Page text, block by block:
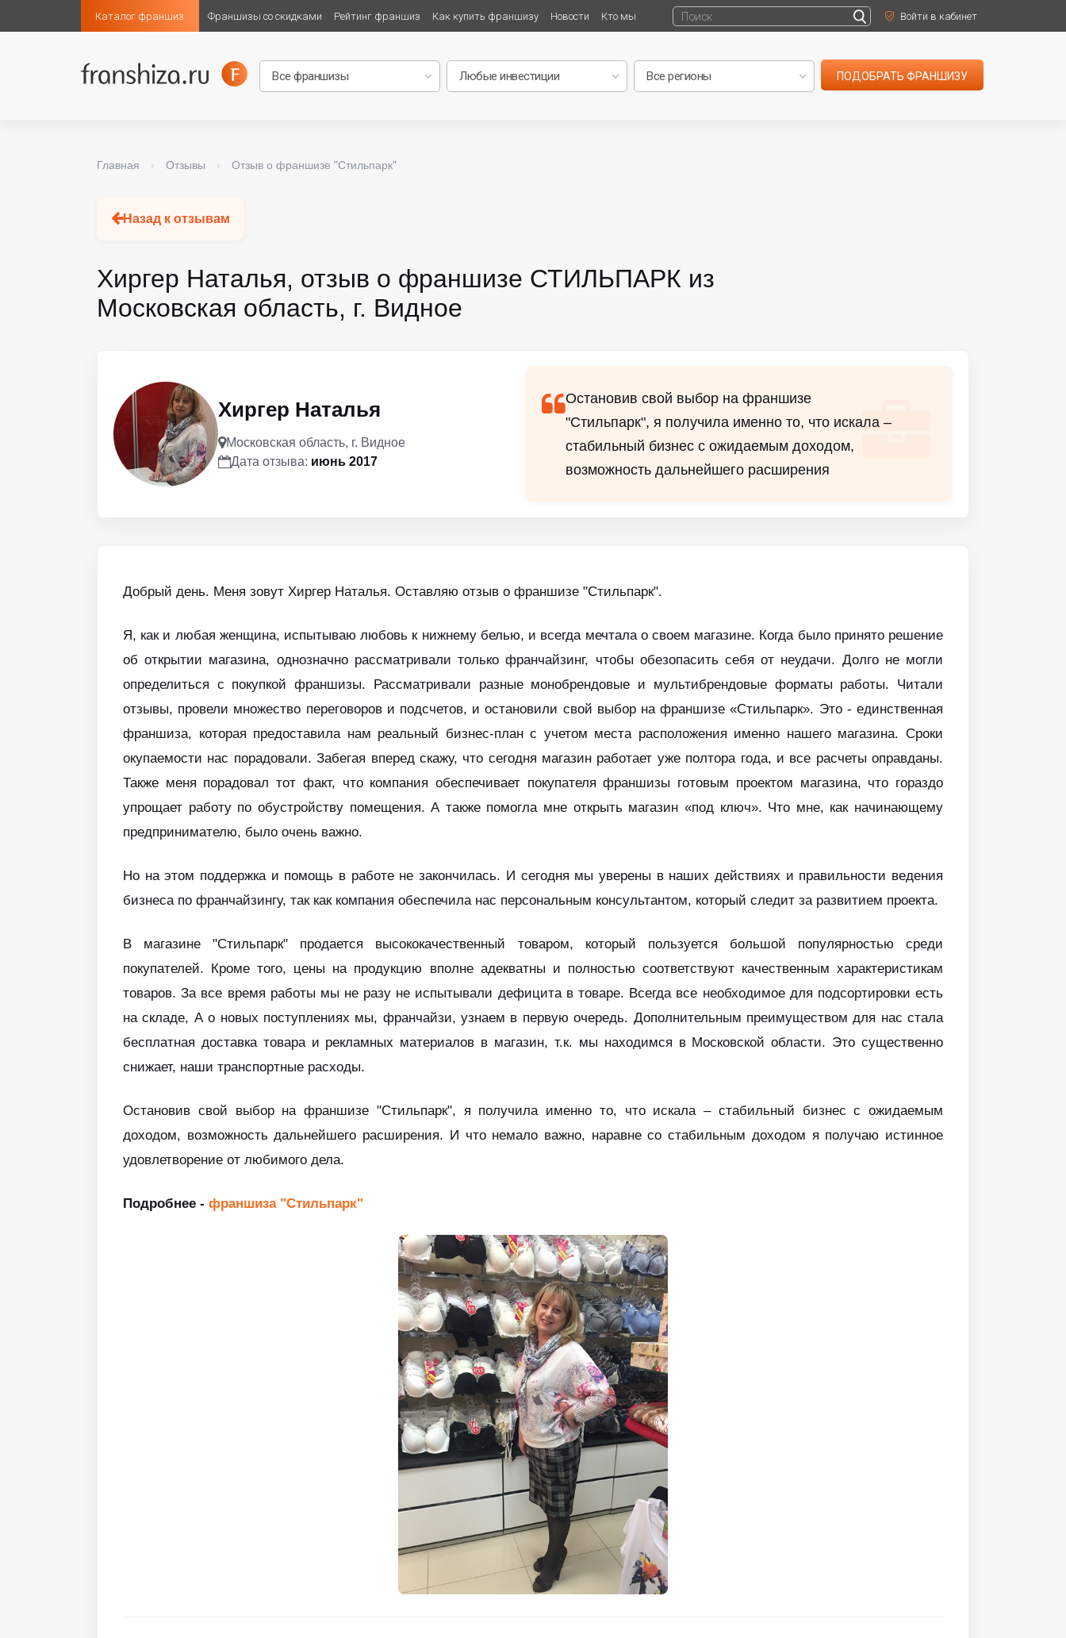
Каталог франшиз Франшизы со скидками Рейтинг франшиз Как купить франшизу Новости Кто мы Войти в кабинет
ПОДОБРАТЬ ФРАНШИЗУ
Главная › Отзывы › Отзыв о франшизе "Стильпарк"
Назад к отзывам
Хиргер Наталья, отзыв о франшизе СТИЛЬПАРК из
Московская область, г. Видное
Хиргер Наталья
Московская область, г. Видное
Дата отзыва: июнь 2017
Остановив свой выбор на франшизе
"Стильпарк", я получила именно то, что искала –
стабильный бизнес с ожидаемым доходом,
возможность дальнейшего расширения
Добрый день. Меня зовут Хиргер Наталья. Оставляю отзыв о франшизе "Стильпарк".
Я, как и любая женщина, испытываю любовь к нижнему белью, и всегда мечтала о своем магазине. Когда было принято решение
об открытии магазина, однозначно рассматривали только франчайзинг, чтобы обезопасить себя от неудачи. Долго не могли
определиться с покупкой франшизы. Рассматривали разные монобрендовые и мультибрендовые форматы работы. Читали
отзывы, провели множество переговоров и подсчетов, и остановили свой выбор на франшизе «Стильпарк». Это - единственная
франшиза, которая предоставила нам реальный бизнес-план с учетом места расположения именно нашего магазина. Сроки
окупаемости нас порадовали. Забегая вперед скажу, что сегодня магазин работает уже полтора года, и все расчеты оправданы.
Также меня порадовал тот факт, что компания обеспечивает покупателя франшизы готовым проектом магазина, что гораздо
упрощает работу по обустройству помещения. А также помогла мне открыть магазин «под ключ». Что мне, как начинающему
предпринимателю, было очень важно.
Но на этом поддержка и помощь в работе не закончилась. И сегодня мы уверены в наших действиях и правильности ведения
бизнеса по франчайзингу, так как компания обеспечила нас персональным консультантом, который следит за развитием проекта.
В магазине "Стильпарк" продается высококачественный товаром, который пользуется большой популярностью среди
покупателей. Кроме того, цены на продукцию вполне адекватны и полностью соответствуют качественным характеристикам
товаров. За все время работы мы не разу не испытывали дефицита в товаре. Всегда все необходимое для подсортировки есть
на складе, А о новых поступлениях мы, франчайзи, узнаем в первую очередь. Дополнительным преимуществом для нас стала
бесплатная доставка товара и рекламных материалов в магазин, т.к. мы находимся в Московской области. Это существенно
снижает, наши транспортные расходы.
Остановив свой выбор на франшизе "Стильпарк", я получила именно то, что искала – стабильный бизнес с ожидаемым
доходом, возможность дальнейшего расширения. И что немало важно, наравне со стабильным доходом я получаю истинное
удовлетворение от любимого дела.
Подробнее - франшиза "Стильпарк"